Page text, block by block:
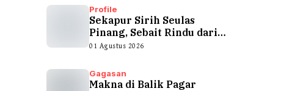
Profile
Sekapur Sirih Seulas
Pinang, Sebait Rindu dari
Tepian Teluk
01 Agustus 2026
Gagasan
Makna di Balik Pagar